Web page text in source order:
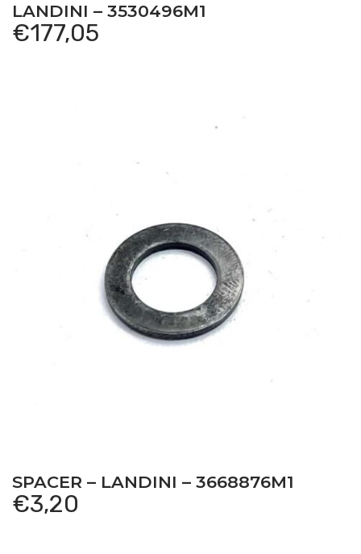
LANDINI – 3530496M1
€177,05
SPACER – LANDINI – 3668876M1
€3,20